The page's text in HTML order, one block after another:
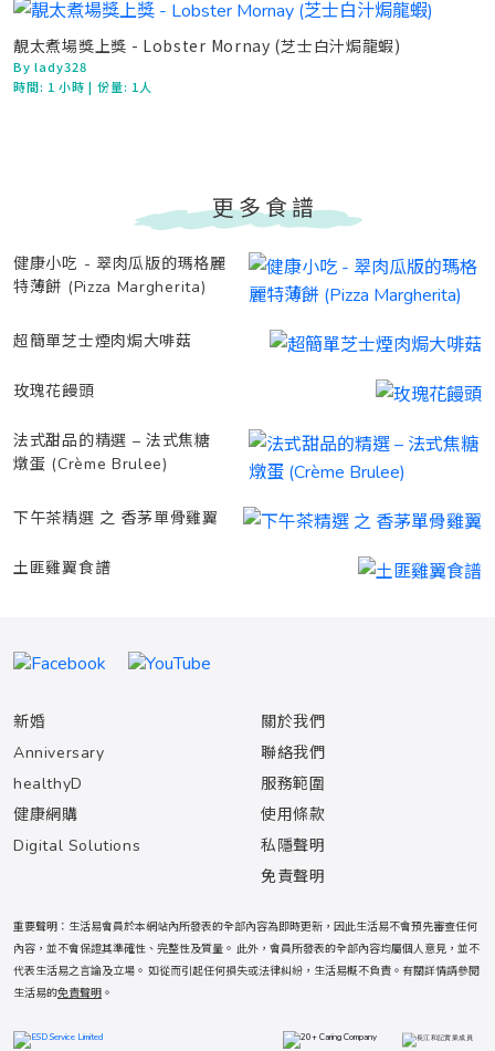
靚太煮場獎上獎 - Lobster Mornay (芝士白汁焗龍蝦)
By lady328
時間: 1 小時| 份量: 1人
更多食譜
健康小吃 - 翠肉瓜版的瑪格麗
特薄餅 (Pizza Margherita)
超簡單芝士煙肉焗大啡菇
玫瑰花饅頭
法式甜品的精選 – 法式焦糖
燉蛋 (Crème Brulee)
下午茶精選 之 香茅單骨雞翼
土匪雞翼食譜
新婚
Anniversary
healthyD
健康網購
Digital Solutions
關於我們
聯絡我們
服務範圍
使用條款
私隱聲明
免責聲明
重要聲明：生活易會員於本網站內所發表的全部內容為即時更新，因此生活易不會預先審查任何
內容，並不會保證其準確性、完整性及質量。 此外，會員所發表的全部內容均屬個人意見，並不
代表生活易之言論及立場。 如從而引起任何損失或法律糾紛，生活易概不負責。有關詳情請參閱
生活易的免責聲明 。